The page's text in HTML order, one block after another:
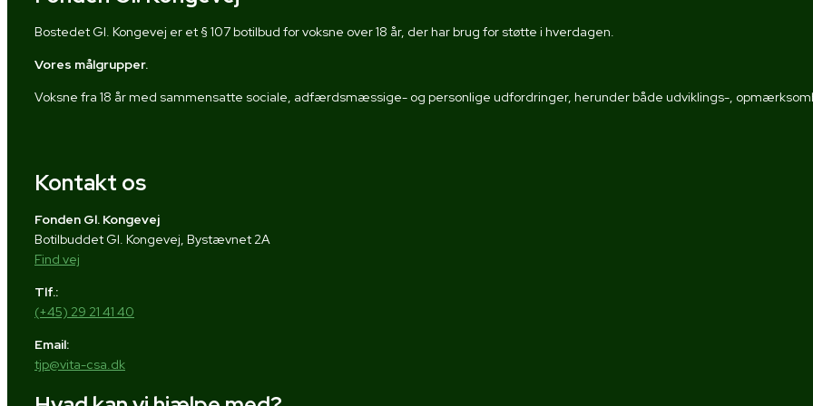
Bostedet Gl. Kongevej er et § 107 botilbud for voksne over 18 år, der har brug for støtte i hverdagen.​
Vores målgrupper.
Voksne fra 18 år med sammensatte sociale, adfærdsmæssige- og personlige udfordringer, herunder både udviklings-,
Kontakt os
Fonden Gl. Kongevej
Botilbuddet Gl. Kongevej, Bystævnet 2A
Find vej
Tlf.:
(+45) 29 21 41 40
Email:
tjp@vita-csa.dk